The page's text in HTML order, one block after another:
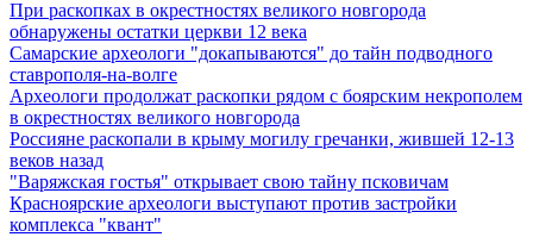
При раскопках в окрестностях великого новгорода
обнаружены остатки церкви 12 века
Самарские археологи "докапываются" до тайн подводного
ставрополя-на-волге
Археологи продолжат раскопки рядом с боярским некрополем
в окрестностях великого новгорода
Россияне раскопали в крыму могилу гречанки, жившей 12-13
веков назад
"Варяжская гостья" открывает свою тайну псковичам
Красноярские археологи выступают против застройки
комплекса "квант"